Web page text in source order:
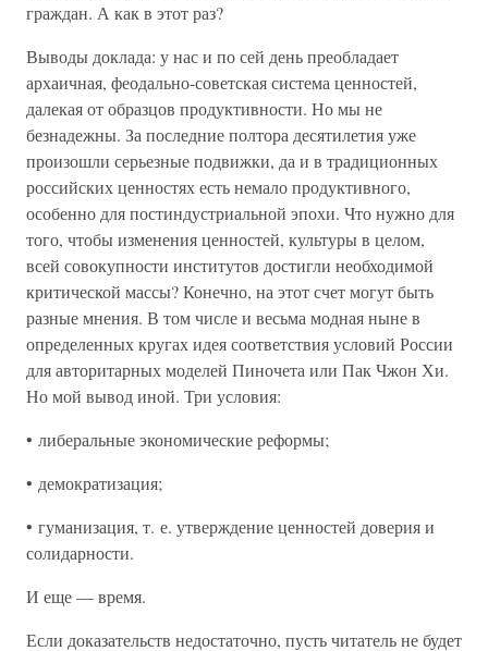
граждан. А как в этот раз?
Выводы доклада: у нас и по сей день преобладает
архаичная, феодально-советская система ценностей,
далекая от образцов продуктивности. Но мы не
безнадежны. За последние полтора десятилетия уже
произошли серьезные подвижки, да и в традиционных
российских ценностях есть немало продуктивного,
особенно для постиндустриальной эпохи. Что нужно для
того, чтобы изменения ценностей, культуры в целом,
всей совокупности институтов достигли необходимой
критической массы? Конечно, на этот счет могут быть
разные мнения. В том числе и весьма модная ныне в
определенных кругах идея соответствия условий России
для авторитарных моделей Пиночета или Пак Чжон Хи.
Но мой вывод иной. Три условия:
• либеральные экономические реформы;
• демократизация;
• гуманизация, т. е. утверждение ценностей доверия и
солидарности.
И еще — время.
Если доказательств недостаточно, пусть читатель не будет